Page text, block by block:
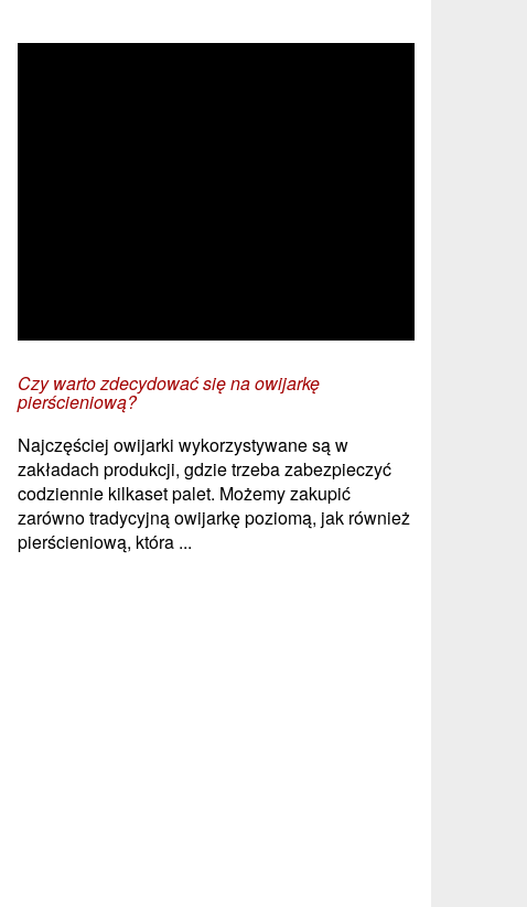
Czy warto zdecydować się na owijarkę
pierścieniową?
Najczęściej owijarki wykorzystywane są w
zakładach produkcji, gdzie trzeba zabezpieczyć
codziennie kilkaset palet. Możemy zakupić
zarówno tradycyjną owijarkę poziomą, jak również
pierścieniową, która ...